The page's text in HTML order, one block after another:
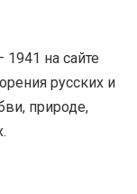
на сайте
русских и
природе,